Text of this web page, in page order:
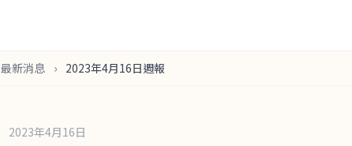
最新消息 › 2023年4月16日週報
2023年4月16日